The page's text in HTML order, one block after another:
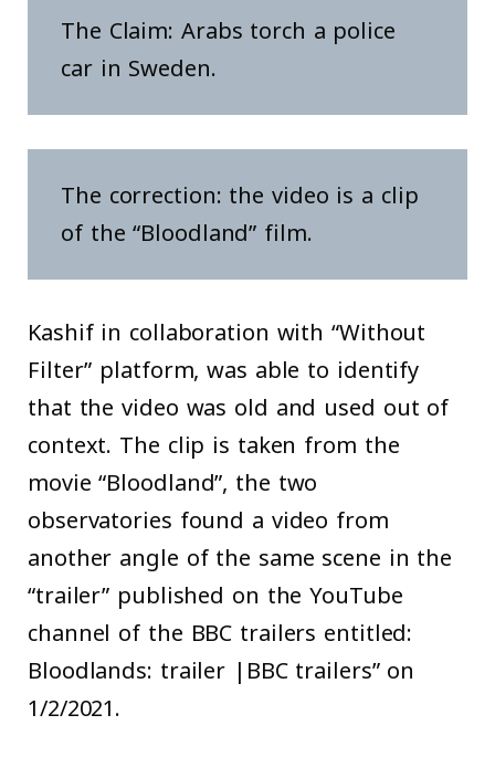
The Claim: Arabs torch a police
car in Sweden.
The correction: the video is a clip
of the “Bloodland” film.
Kashif in collaboration with “Without
Filter” platform, was able to identify
that the video was old and used out of
context. The clip is taken from the
movie “Bloodland”, the two
observatories found a video from
another angle of the same scene in the
“trailer” published on the YouTube
channel of the BBC trailers entitled:
Bloodlands: trailer |BBC trailers” on
1/2/2021.